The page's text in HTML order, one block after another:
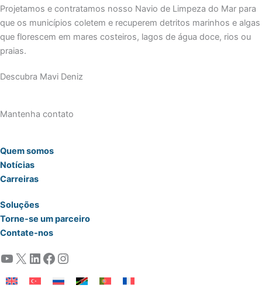
Projetamos e contratamos nosso Navio de Limpeza do Mar para
que os municípios coletem e recuperem detritos marinhos e algas
que florescem em mares costeiros, lagos de água doce, rios ou
praias.
Descubra Mavi Deniz
Mantenha contato
Quem somos
Notícias
Carreiras
Soluções
Torne-se um parceiro
Contate-nos
YouTube X LinkedIn Facebook Instagram